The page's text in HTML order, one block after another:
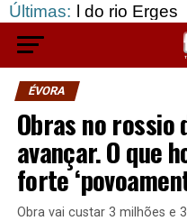
Últimas:
rio Erges Opinião:
ÉVORA
Obras no rossio
avançar. O que
forte
Obra vai custar 3 milhões e